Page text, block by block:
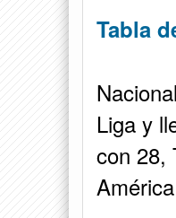
Tabla
Liga y
con 28,